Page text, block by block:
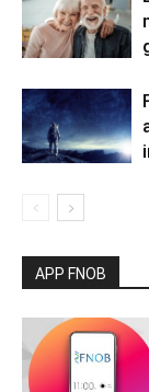
APP FNOB